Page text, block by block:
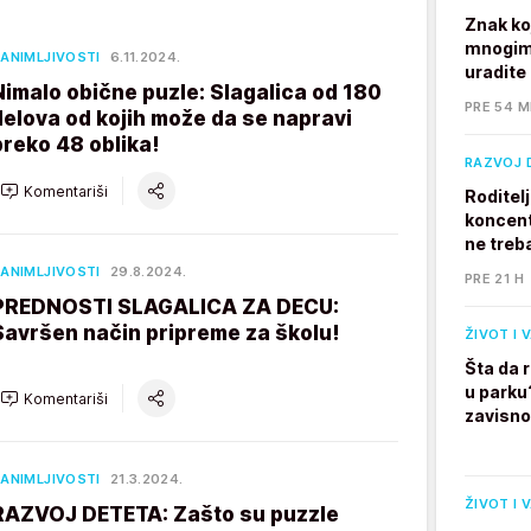
6.11.2024.
obične puzle: Slagalica od 180
od kojih može da se napravi
48 oblika!
Komentariši
29.8.2024.
SLAGALICA ZA DECU:
način pripreme za školu!
Komentariši
21.3.2024.
DETETA: Zašto su puzzle
Znak
uradite
PRE 54
RAZVOJ
ne
PRE 21 H
ŽIVOT I
Šta da
u
ŽIVOT I